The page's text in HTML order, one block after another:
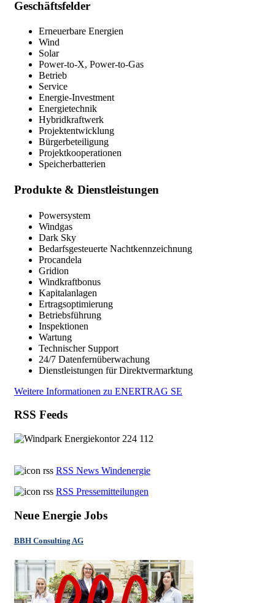
Geschäftsfelder
Erneuerbare Energien
Wind
Solar
Power-to-X, Power-to-Gas
Betrieb
Service
Energie-Investment
Energietechnik
Hybridkraftwerk
Projektentwicklung
Bürgerbeteiligung
Projektkooperationen
Speicherbatterien
Produkte & Dienstleistungen
Powersystem
Windgas
Dark Sky
Bedarfsgesteuerte Nachtkennzeichnung
Procandela
Gridion
Windkraftbonus
Kapitalanlagen
Ertragsoptimierung
Betriebsführung
Inspektionen
Wartung
Technischer Support
24/7 Datenfernüberwachung
Dienstleistungen für Direktvermarktung
Weitere Informationen zu ENERTRAG SE
RSS Feeds
RSS News Windenergie
RSS Pressemitteilungen
Neue Energie Jobs
BBH Consulting AG